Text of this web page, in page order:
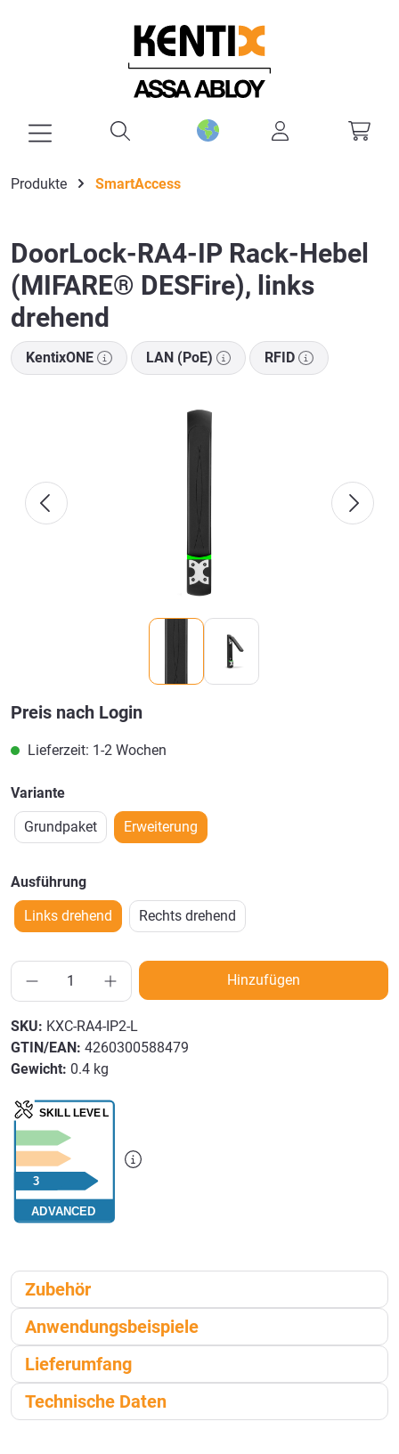
Produkte SmartAccess
DoorLock-RA4-IP Rack-Hebel
(MIFARE® DESFire), links
drehend
KentixONE LAN (PoE) RFID
Preis nach Login
Lieferzeit: 1-2 Wochen
Variante
Grundpaket
Erweiterung
Ausführung
Links drehend
Rechts drehend
Hinzufügen
SKU: KXC-RA4-IP2-L
GTIN/EAN: 4260300588479
Gewicht: 0.4 kg
Zubehör
Anwendungsbeispiele
Lieferumfang
Technische Daten